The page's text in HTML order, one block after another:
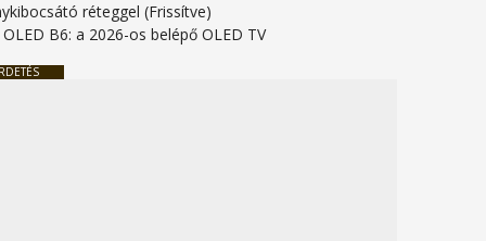
réteggel (Frissítve)
OLED B6: a 2026-os belépő OLED TV